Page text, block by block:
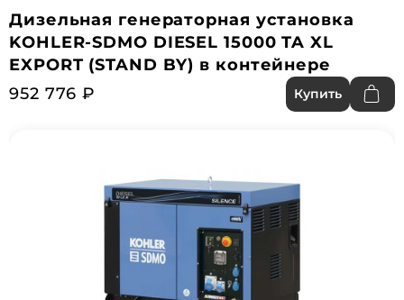
Дизельная генераторная установка
KOHLER-SDMO DIESEL 15000 TA XL
EXPORT (STAND BY) в контейнере
952 776 ₽
Купить